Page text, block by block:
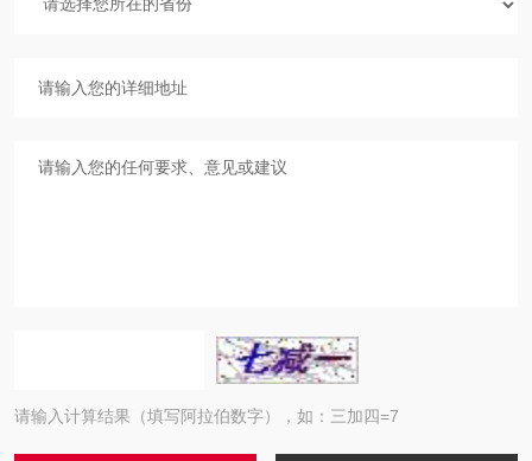
请输入计算结果（填写阿拉伯数字），如：三加四=7